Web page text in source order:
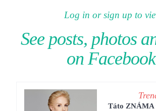
Log in or sign up to
See posts, photos
on
Táto ZNÁMA